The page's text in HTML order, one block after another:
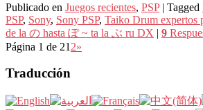
Publicado en Juegos recientes, PSP | Tagged
PSP, Sony, Sony PSP, Taiko Drum expertos
de la の hasta ぽ ~ ta la ぶ ru DX | 9
Página 1 de 21 2»
Traducción